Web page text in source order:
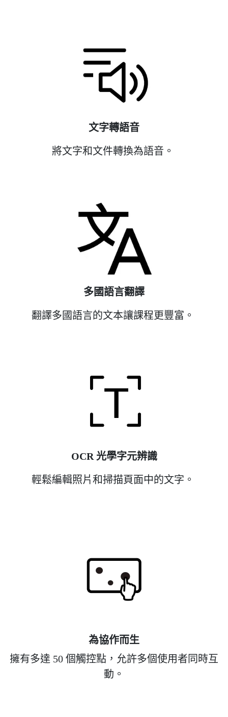
文字轉語音
將文字和文件轉換為語音。
多國語言翻譯
翻譯多國語言的文本讓課程更豐富。
OCR 光學字元辨識
輕鬆編輯照片和掃描頁面中的文字。
為協作而生
擁有多達 50 個觸控點，允許多個使用者同時互
動。